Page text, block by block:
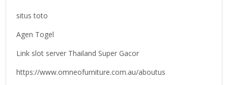
situs toto
Agen Togel
Link slot server Thailand Super Gacor
https://www.omneofurniture.com.au/aboutus